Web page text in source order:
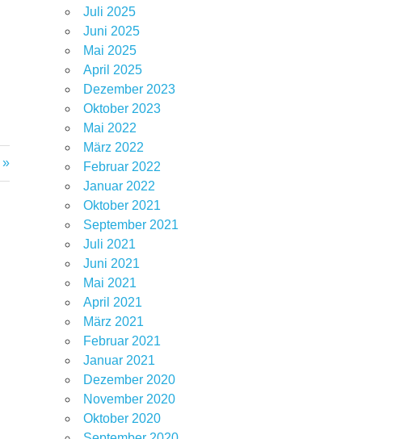
Juli 2025
Juni 2025
Mai 2025
April 2025
Dezember 2023
Oktober 2023
Mai 2022
März 2022
Februar 2022
Januar 2022
Oktober 2021
September 2021
Juli 2021
Juni 2021
Mai 2021
April 2021
März 2021
Februar 2021
Januar 2021
Dezember 2020
November 2020
Oktober 2020